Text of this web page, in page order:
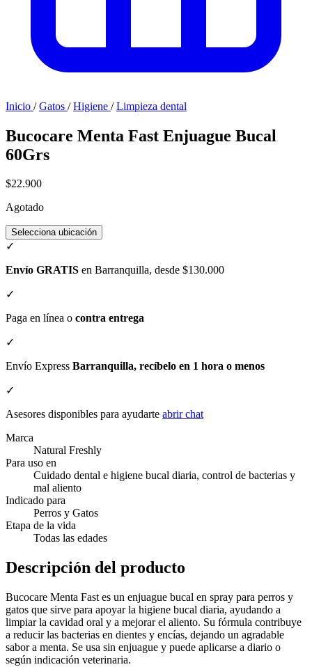
Inicio / Gatos / Higiene / Limpieza dental
Bucocare Menta Fast Enjuague Bucal
60Grs
$22.900
Agotado
Selecciona ubicación
✓
Envío GRATIS en Barranquilla, desde $130.000
✓
Paga en línea o contra entrega
✓
Envío Express Barranquilla, recíbelo en 1 hora o menos
✓
Asesores disponibles para ayudarte abrir chat
Marca
Natural Freshly
Para uso en
Cuidado dental e higiene bucal diaria, control de bacterias y
mal aliento
Indicado para
Perros y Gatos
Etapa de la vida
Todas las edades
Descripción del producto
Bucocare Menta Fast es un enjuague bucal en spray para perros y
gatos que sirve para apoyar la higiene bucal diaria, ayudando a
limpiar la cavidad oral y a mejorar el aliento. Su fórmula contribuye
a reducir las bacterias en dientes y encías, dejando un agradable
sabor a menta. Se usa sin enjuague y puede aplicarse a diario o
según indicación veterinaria.